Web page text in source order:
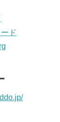
ド